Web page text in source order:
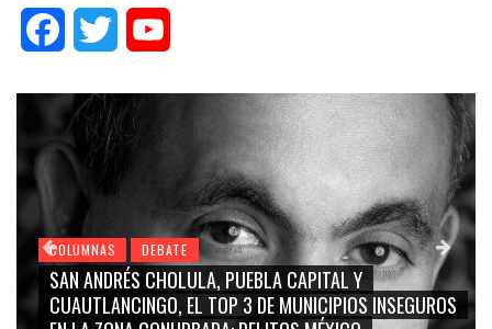
FacebookTwitter
COLUMNAS DEBATE
GRACE PALOMARES, NAY SALVATORI, SERGIO MAYER,
CARMEN SALINAS “LA CORCHOLATA”, CUAUHTÉMOC